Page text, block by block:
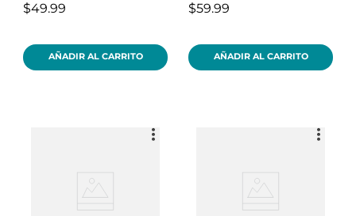
$49.99
AÑADIR AL CARRITO
$59.99
AÑADIR AL CARRITO